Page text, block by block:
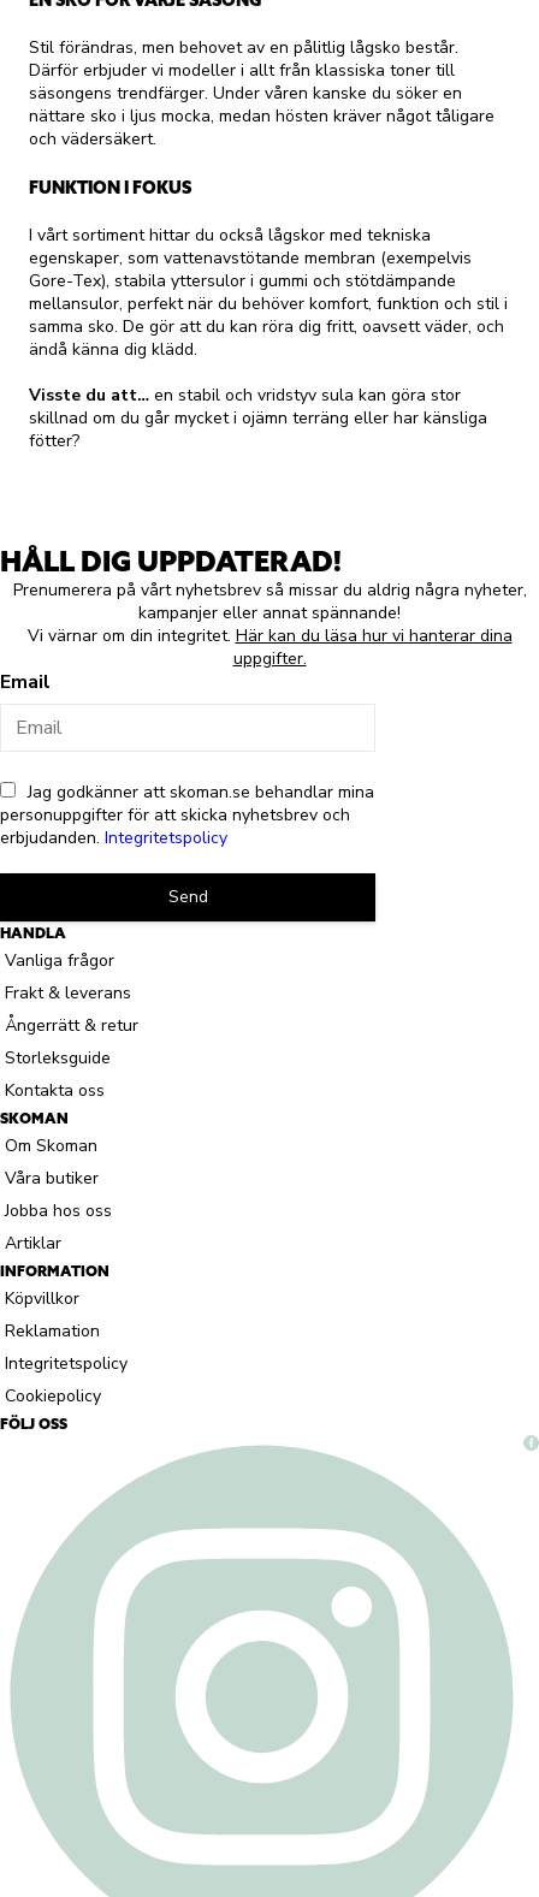
Stil förändras, men behovet av en pålitlig lågsko består.
Därför erbjuder vi modeller i allt från klassiska toner till
säsongens trendfärger. Under våren kanske du söker en
nättare sko i ljus mocka, medan hösten kräver något tåligare
och vädersäkert.
FUNKTION I FOKUS
I vårt sortiment hittar du också lågskor med tekniska
egenskaper, som vattenavstötande membran (exempelvis
Gore-Tex), stabila yttersulor i gummi och stötdämpande
mellansulor, perfekt när du behöver komfort, funktion och stil i
samma sko. De gör att du kan röra dig fritt, oavsett väder, och
ändå känna dig klädd.
Visste du att… en stabil och vridstyv sula kan göra stor
skillnad om du går mycket i ojämn terräng eller har känsliga
fötter?
HÅLL DIG UPPDATERAD!
Prenumerera på vårt nyhetsbrev så missar du aldrig några nyheter,
kampanjer eller annat spännande!
Vi värnar om din integritet. Här kan du läsa hur vi hanterar dina
uppgifter.
Email
Jag godkänner att skoman.se behandlar mina
personuppgifter för att skicka nyhetsbrev och
erbjudanden. Integritetspolicy
Send
HANDLA
Vanliga frågor
Frakt & leverans
Ångerrätt & retur
Storleksguide
Kontakta oss
SKOMAN
Om Skoman
Våra butiker
Jobba hos oss
Artiklar
INFORMATION
Köpvillkor
Reklamation
Integritetspolicy
Cookiepolicy
FÖLJ OSS